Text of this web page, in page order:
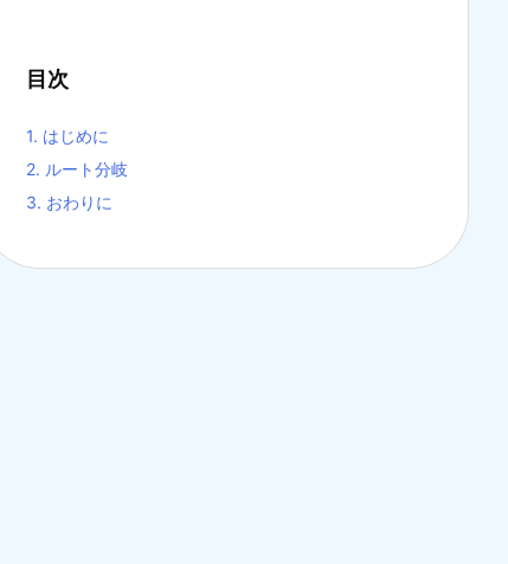
目次
1. はじめに
2. ルート分岐
3. おわりに